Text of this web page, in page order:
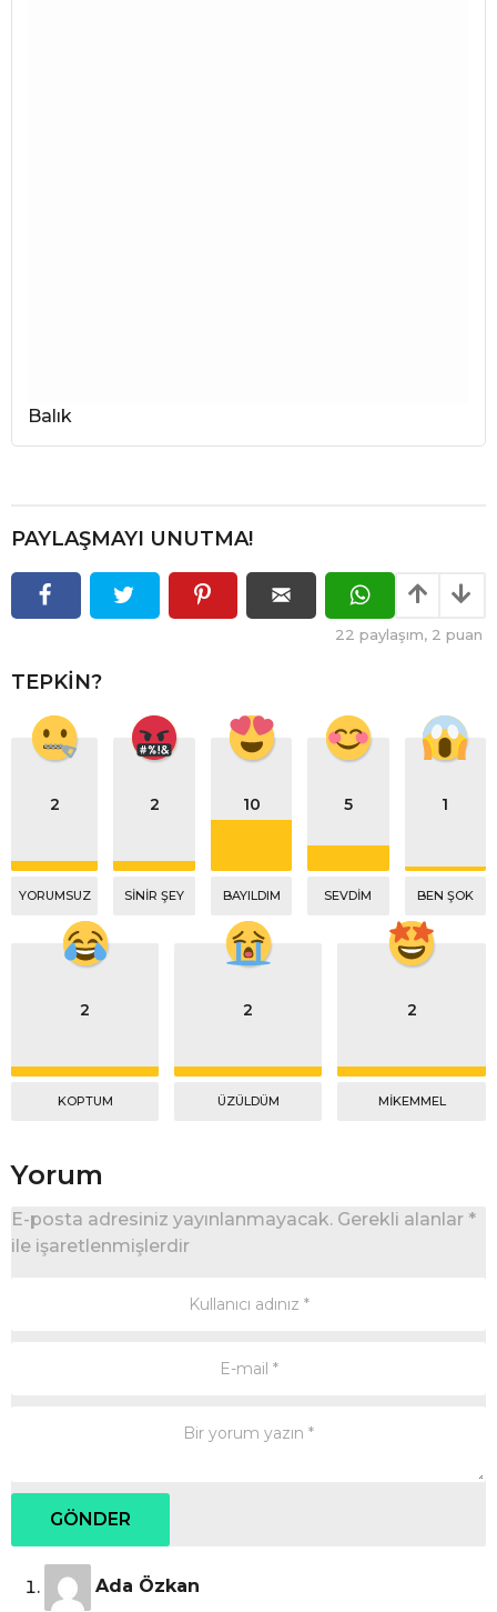
Balık
PAYLAŞMAYI UNUTMA!
22 paylaşım, 2 puan
TEPKIN?
2
YORUMSUZ
2
SINIR ŞEY
10
BAYILDIM
5
SEVDIM
1
BEN ŞOK
2
KOPTUM
2
ÜZÜLDÜM
2
MIKEMMEL
Yorum
E-posta adresiniz yayınlanmayacak. Gerekli alanlar *
ile işaretlenmişlerdir
Ada Özkan